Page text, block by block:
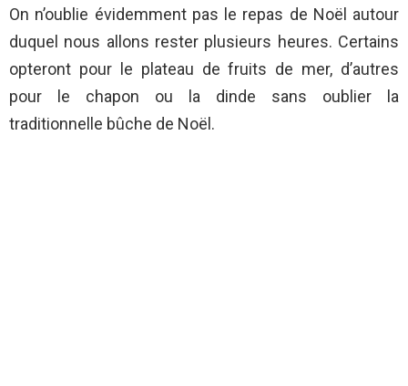
On n’oublie évidemment pas le repas de Noël autour
duquel nous allons rester plusieurs heures. Certains
opteront pour le plateau de fruits de mer, d’autres
pour le chapon ou la dinde sans oublier la
traditionnelle bûche de Noël.